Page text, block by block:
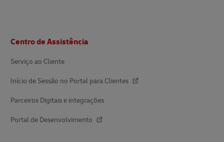
Centro de Assistência
Serviço ao Cliente
Início de Sessão no Portal para Clientes
Parceiros Digitais e integrações
Portal de Desenvolvimento